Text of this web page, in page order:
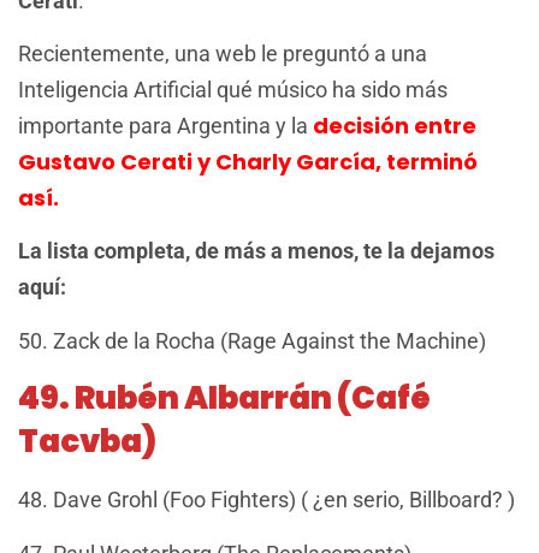
Recientemente, una web le preguntó a una
Inteligencia Artificial qué músico ha sido más
importante para Argentina y la decisión entre
Gustavo Cerati y Charly García, terminó
así.
La lista completa, de más a menos, te la dejamos
aquí:
50. Zack de la Rocha (Rage Against the Machine)
49. Rubén Albarrán (Café
Tacvba)
48. Dave Grohl (Foo Fighters) ( ¿en serio, Billboard? )